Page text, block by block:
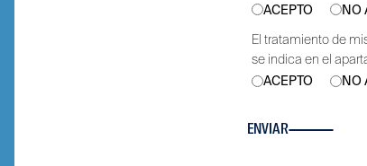
ACEPTO
NO
El tratamiento de
se indica en el
ACEPTO
NO
ENVIAR